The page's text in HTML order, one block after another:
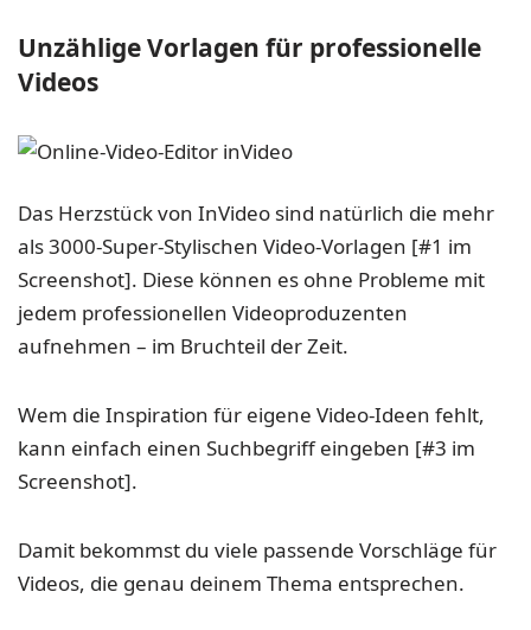
Unzählige Vorlagen für professionelle
Videos
Das Herzstück von InVideo sind natürlich die mehr
als 3000-Super-Stylischen Video-Vorlagen [#1 im
Screenshot]. Diese können es ohne Probleme mit
jedem professionellen Videoproduzenten
aufnehmen – im Bruchteil der Zeit.
Wem die Inspiration für eigene Video-Ideen fehlt,
kann einfach einen Suchbegriff eingeben [#3 im
Screenshot].
Damit bekommst du viele passende Vorschläge für
Videos, die genau deinem Thema entsprechen.